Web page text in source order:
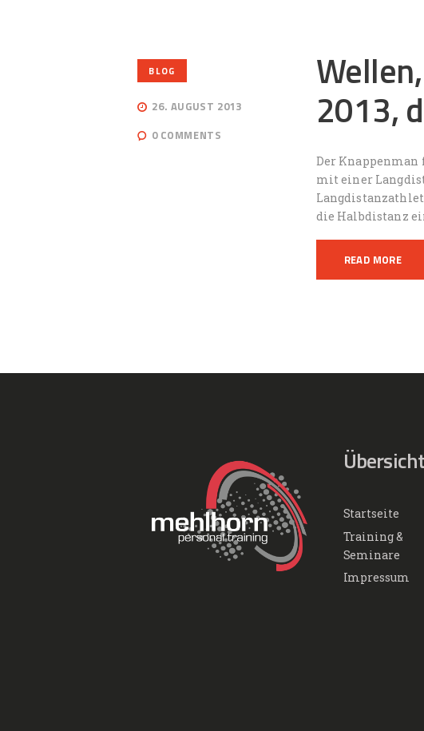
BLOG
26. AUGUST 2013
0 COMMENTS
2013,
Der
mit einer
die Halbdistanz
READ MORE
Übersicht
Startseite
Training &
Seminare
Impressum